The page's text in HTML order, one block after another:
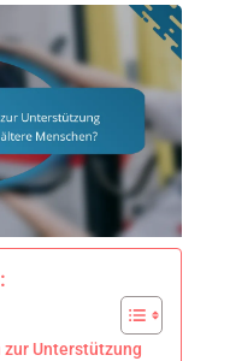
Unterstützung